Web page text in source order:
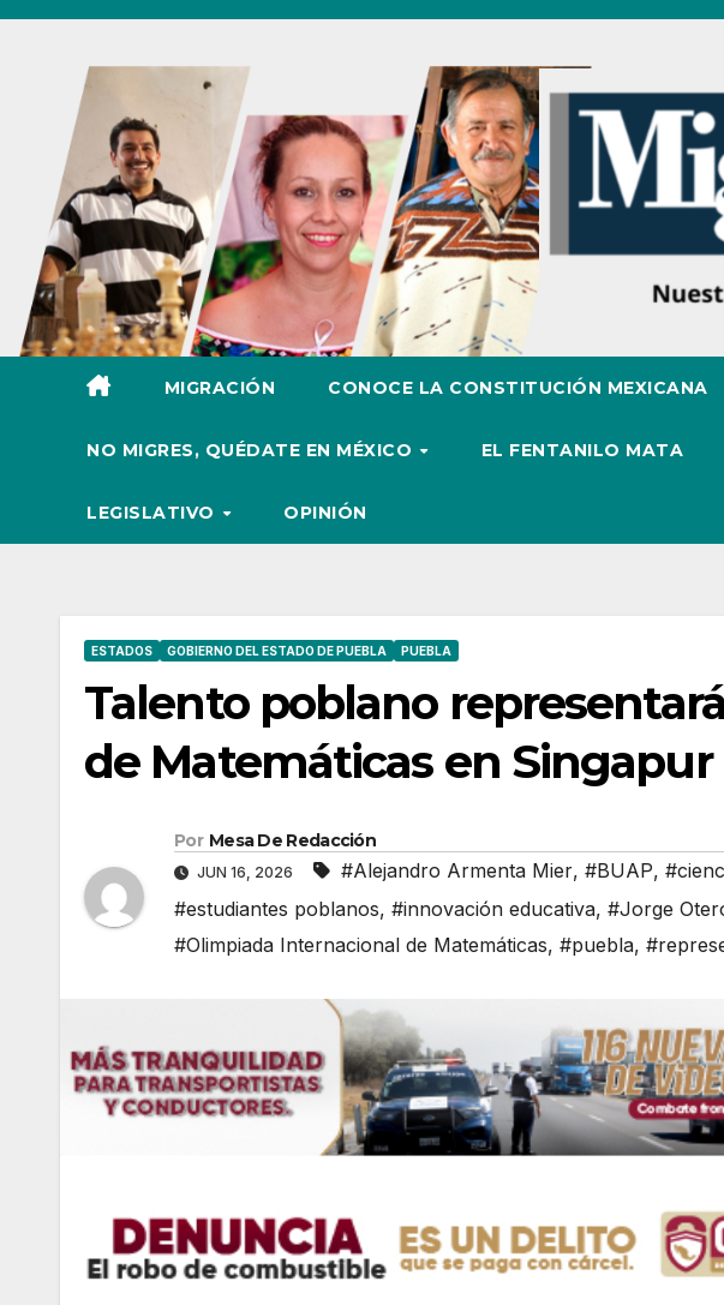
Ir
contenido
MIGRACIÓN CONOCE LA CONSTITUCIÓN MEXICANA
NO MIGRES, QUÉDATE EN MÉXICO EL FENTANILO MATA
LEGISLATIVO OPINIÓN
ESTADOS GOBIERNO DEL ESTADO DE PUEBLA PUEBLA
Talento poblano
de Matemáticas en Singapur
Por Mesa De Redacción
JUN 16, 2026 #Alejandro Armenta Mier, #BUAP,
#estudiantes poblanos, #innovación educativa, #Jorge
#Olimpiada Internacional de Matemáticas, #puebla,